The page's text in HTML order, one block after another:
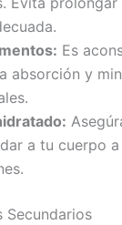
Es
absorción y
a tu cuerpo
Secundarios